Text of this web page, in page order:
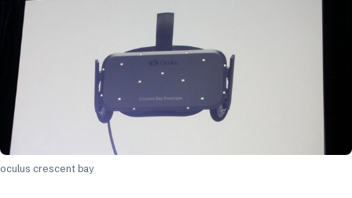
oculus crescent bay